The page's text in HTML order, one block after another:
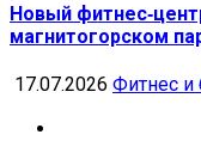
Новый
магнитогорском
17.07.2026 Фитнес и